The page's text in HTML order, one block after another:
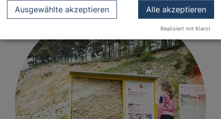
Ausgewählte akzeptieren Alle akzeptieren
Realisiert mit Klaro!